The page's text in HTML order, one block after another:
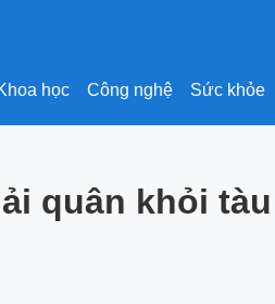
học Công nghệ Sức khỏe
quân khỏi